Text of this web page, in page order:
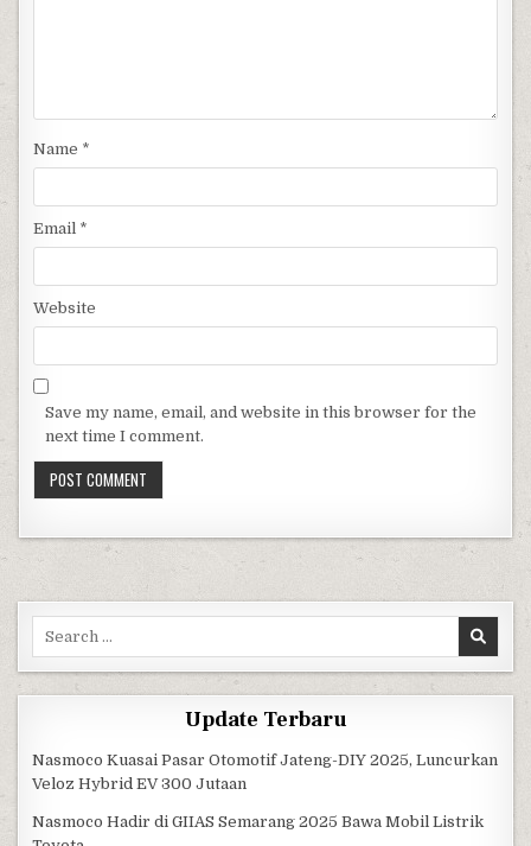
Name *
Email *
Website
Save my name, email, and website in this browser for the
next time I comment.
Update Terbaru
Nasmoco Kuasai Pasar Otomotif Jateng-DIY 2025, Luncurkan
Veloz Hybrid EV 300 Jutaan
Nasmoco Hadir di GIIAS Semarang 2025 Bawa Mobil Listrik